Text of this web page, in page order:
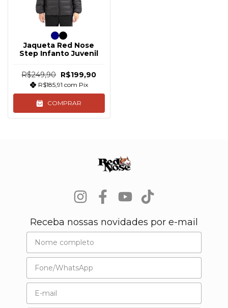
Jaqueta Red Nose
Step Infanto Juvenil
R$249,90 R$199,90
R$185,91 com Pix
COMPRAR
Receba nossas novidades por e-mail